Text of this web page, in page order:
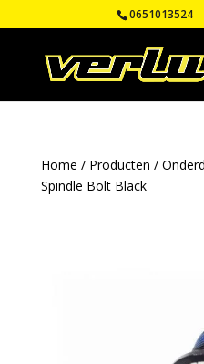
0651013524
Home / Producten /
Spindle Bolt Black